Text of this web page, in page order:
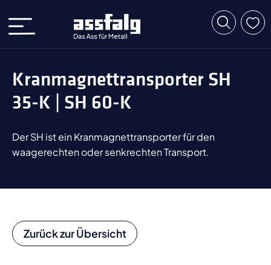
Kranmagnettransporter SH
35-K | SH 60-K
Der SH ist ein Kranmagnettransporter für den
waagerechten oder senkrechten Transport.
Zurück zur Übersicht